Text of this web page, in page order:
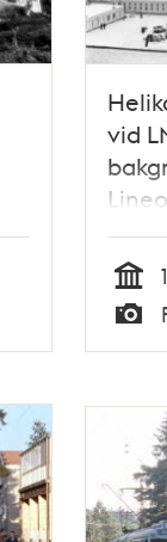
vid
och
Tid
Typ